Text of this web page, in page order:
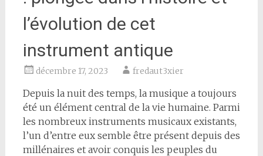
l’évolution de cet
instrument antique
décembre 17, 2023 fredaut3xier
Depuis la nuit des temps, la musique a toujours
été un élément central de la vie humaine. Parmi
les nombreux instruments musicaux existants,
l’un d’entre eux semble être présent depuis des
millénaires et avoir conquis les peuples du